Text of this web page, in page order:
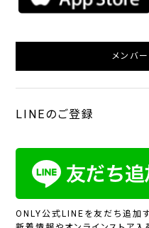
メンバ
LINEのご登録
ONLY公式LINEを友だち追加す